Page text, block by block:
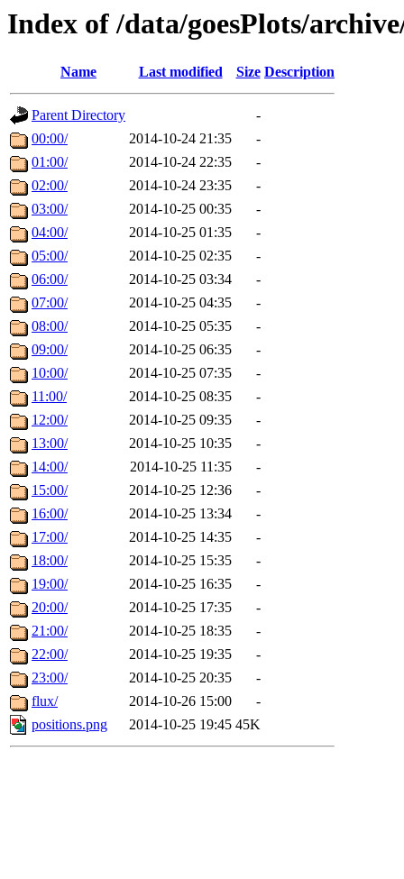
Index of /data/goesPlots/
Name Last modified Size Description
Parent Directory
-
00:00/
2014-10-24 21:35
-
01:00/
2014-10-24 22:35
-
02:00/
2014-10-24 23:35
-
03:00/
2014-10-25 00:35
-
04:00/
2014-10-25 01:35
-
05:00/
2014-10-25 02:35
-
06:00/
2014-10-25 03:34
-
07:00/
2014-10-25 04:35
-
08:00/
2014-10-25 05:35
-
09:00/
2014-10-25 06:35
-
10:00/
2014-10-25 07:35
-
11:00/
2014-10-25 08:35
-
12:00/
2014-10-25 09:35
-
13:00/
2014-10-25 10:35
-
14:00/
2014-10-25 11:35
-
15:00/
2014-10-25 12:36
-
16:00/
2014-10-25 13:34
-
17:00/
2014-10-25 14:35
-
18:00/
2014-10-25 15:35
-
19:00/
2014-10-25 16:35
-
20:00/
2014-10-25 17:35
-
21:00/
2014-10-25 18:35
-
22:00/
2014-10-25 19:35
-
23:00/
2014-10-25 20:35
-
flux/
2014-10-26 15:00
-
positions.png
2014-10-25 19:45 45K